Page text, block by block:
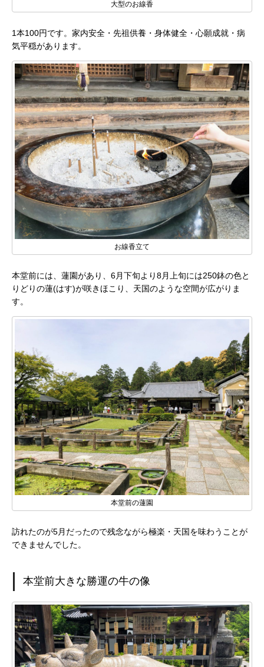
大型のお線香
1本100円です。家内安全・先祖供養・身体健全・心願成就・病
気平穏があります。
お線香立て
本堂前には、蓮園があり、6月下旬より8月上旬には250鉢の色と
りどりの蓮(はす)が咲きほこり、天国のような空間が広がりま
す。
本堂前の蓮園
訪れたのが5月だったので残念ながら極楽・天国を味わうことが
できませんでした。
本堂前大きな勝運の牛の像